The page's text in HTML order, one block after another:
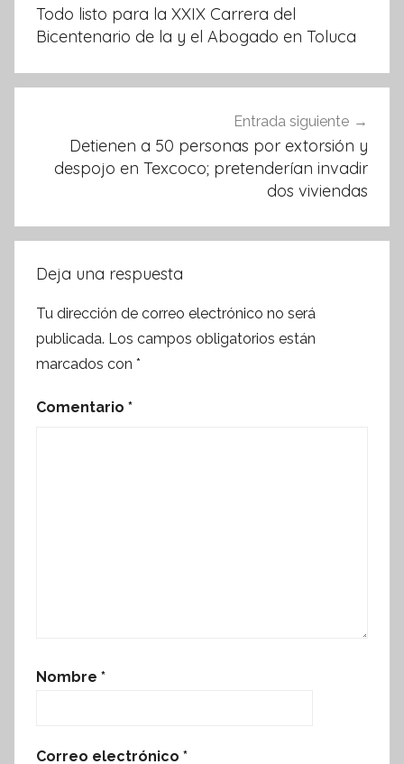
k
entradas
Todo listo para la XXIX Carrera del
Bicentenario de la y el Abogado en Toluca
Entrada siguiente
Detienen a 50 personas por extorsión y
despojo en Texcoco; pretenderían invadir
dos viviendas
Deja una respuesta
Tu dirección de correo electrónico no será
publicada. Los campos obligatorios están
marcados con *
Comentario *
Nombre *
Correo electrónico *